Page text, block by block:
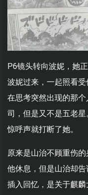
P6镜头转向波妮，她
波妮过来，一起照看
在思考突然出现的那
司，但是又不是五老
惊呼声就打断了她。
原来是山治不顾重伤
他休息，但是山治却
插入回忆，是关于麒